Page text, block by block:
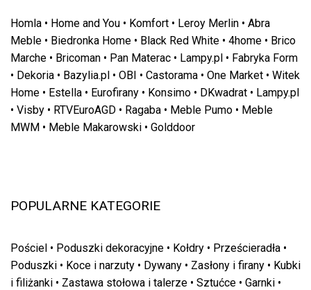
Homla • Home and You • Komfort • Leroy Merlin • Abra
Meble • Biedronka Home • Black Red White • 4home • Brico
Marche • Bricoman • Pan Materac • Lampy.pl • Fabryka Form
• Dekoria • Bazylia.pl • OBI • Castorama • One Market • Witek
Home • Estella • Eurofirany • Konsimo • DKwadrat • Lampy.pl
• Visby • RTVEuroAGD • Ragaba • Meble Pumo • Meble
MWM • Meble Makarowski • Golddoor
POPULARNE KATEGORIE
Pościel • Poduszki dekoracyjne • Kołdry • Prześcieradła •
Poduszki • Koce i narzuty • Dywany • Zasłony i firany • Kubki
i filiżanki • Zastawa stołowa i talerze • Sztućce • Garnki •